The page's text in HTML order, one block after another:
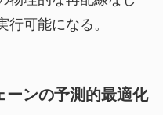
可能になる。
ーンの予測的最適化